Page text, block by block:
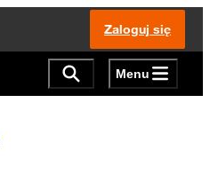
Zaloguj się
Menu